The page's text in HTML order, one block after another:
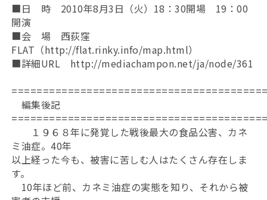
■日 時 2010年8月3日（火）18：30開場 19：00
開演
■会 場 西荻窪
FLAT（http://flat.rinky.info/map.html）
■詳細URL http://mediachampon.net/ja/node/361
編集後記
１９６８年に発覚した戦後最大の食品公害、カネ
ミ油症。40年
以上経った今も、被害に苦しむ人はたくさん存在しま
す。
10年ほど前、カネミ油症の実態を知り、それから被